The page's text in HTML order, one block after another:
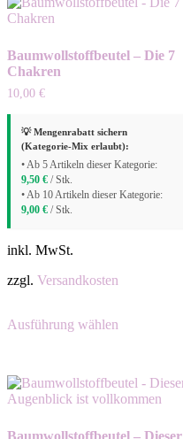
auf.
können
werden
Baumwollstoffbeutel – Die 7
Chakren
10,00 €
💡 Mengenrabatt sichern
(Kategorie-Mix erlaubt):
• Ab 5 Artikeln dieser Kategorie:
9,50 € / Stk.
• Ab 10 Artikeln dieser Kategorie:
9,00 € / Stk.
inkl. MwSt.
zzgl. Versandkosten
Ausführung wählenProdukt
auf.
Die
Baumwollstoffbeutel – Dieser